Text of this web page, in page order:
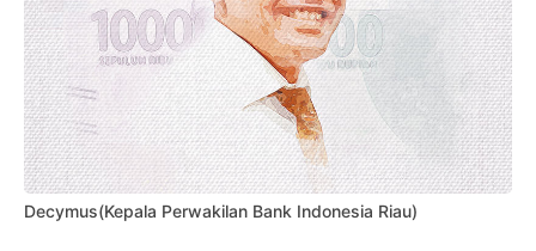
Decymus(Kepala Perwakilan Bank Indonesia Riau)